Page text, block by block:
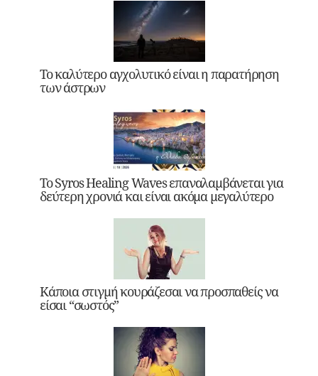
Το καλύτερο αγχολυτικό είναι η παρατήρηση
των άστρων
Το Syros Healing Waves επαναλαμβάνεται για
δεύτερη χρονιά και είναι ακόμα μεγαλύτερο
Κάποια στιγμή κουράζεσαι να προσπαθείς να
είσαι “σωστός”